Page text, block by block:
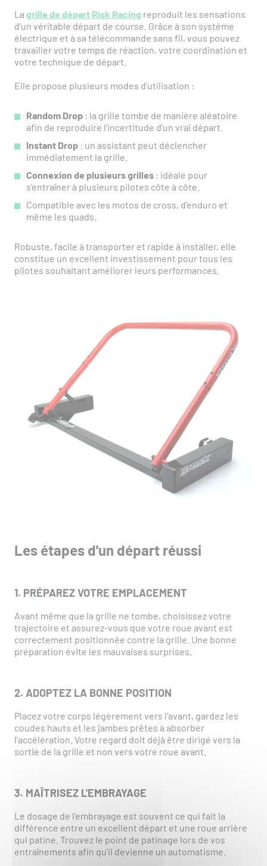
La grille de départ Risk Racing reproduit les sensations
d'un véritable départ de course. Grâce à son système
électrique et à sa télécommande sans fil, vous pouvez
travailler votre temps de réaction, votre coordination et
votre technique de départ.
Elle propose plusieurs modes d'utilisation :
Random Drop: la grille tombe de manière aléatoire
afin de reproduire l'incertitude d'un vrai départ.
Instant Drop: un assistant peut déclencher
immédiatement la grille.
Connexion de plusieurs grilles: idéale pour
s'entraîner à plusieurs pilotes côte à côte.
Compatible avec les motos de cross, d'enduro et
même les quads.
Robuste, facile à transporter et rapide à installer, elle
constitue un excellent investissement pour tous les
pilotes souhaitant améliorer leurs performances.
Les étapes d'un départ réussi
1. PRÉPAREZ VOTRE EMPLACEMENT
Avant même que la grille ne tombe, choisissez votre
trajectoire et assurez-vous que votre roue avant est
correctement positionnée contre la grille. Une bonne
préparation évite les mauvaises surprises.
2. ADOPTEZ LA BONNE POSITION
Placez votre corps légèrement vers l'avant, gardez les
coudes hauts et les jambes prêtes à absorber
l'accélération. Votre regard doit déjà être dirigé vers la
sortie de la grille et non vers votre roue avant.
3. MAÎTRISEZ L'EMBRAYAGE
Le dosage de l'embrayage est souvent ce qui fait la
différence entre un excellent départ et une roue arrière
qui patine. Trouvez le point de patinage lors de vos
entraînements afin qu'il devienne un automatisme.